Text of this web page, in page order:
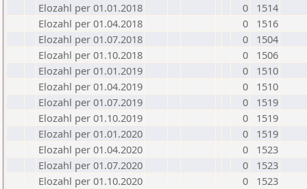
Elozahl per 01.01.2018
0
1514
Elozahl per 01.04.2018
0
1516
Elozahl per 01.07.2018
0
1504
Elozahl per 01.10.2018
0
1506
Elozahl per 01.01.2019
0
1510
Elozahl per 01.04.2019
0
1510
Elozahl per 01.07.2019
0
1519
Elozahl per 01.10.2019
0
1519
Elozahl per 01.01.2020
0
1519
Elozahl per 01.04.2020
0
1523
Elozahl per 01.07.2020
0
1523
Elozahl per 01.10.2020
0
1523